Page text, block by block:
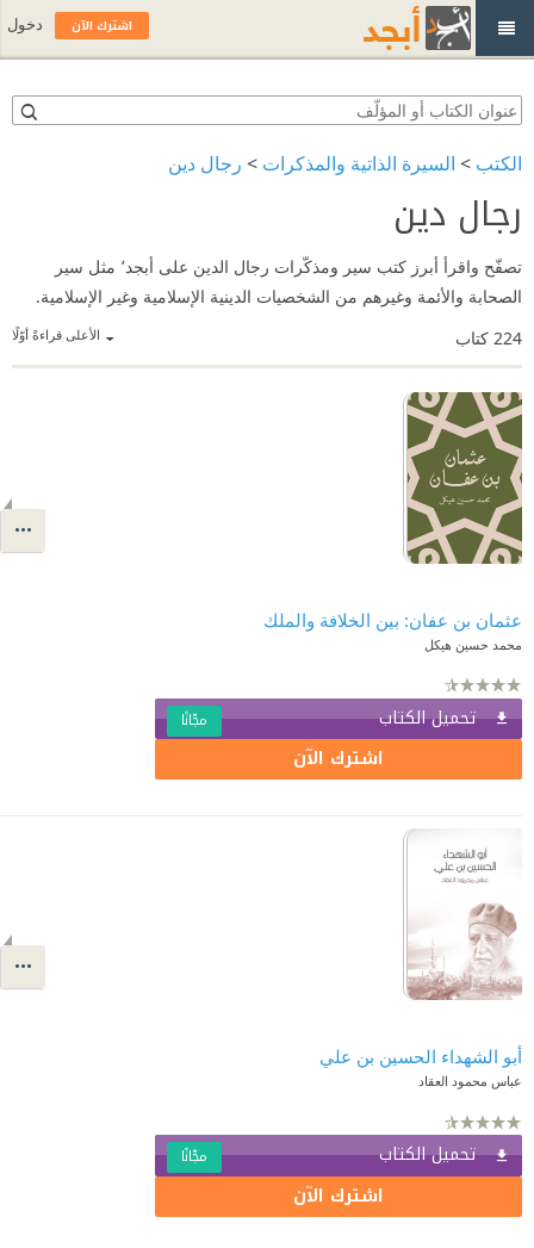
الكتب > السيرة الذاتية والمذكرات > رجال دين
رجال دين
تصفّح واقرأ أبرز كتب سير ومذكّرات رجال الدين على أبجد٬ مثل سير
الصحابة والأئمة وغيرهم من الشخصيات الدينية الإسلامية وغير الإسلامية.
الأعلى قراءةً أوّلًا 224 كتاب
عثمان بن عفان: بين الخلافة والملك
محمد حسين هيكل
تحميل الكتاب مجّانًا
اشترك الآن
أبو الشهداء الحسين بن علي
عباس محمود العقاد
تحميل الكتاب مجّانًا
اشترك الآن
اشترك الآن دخول